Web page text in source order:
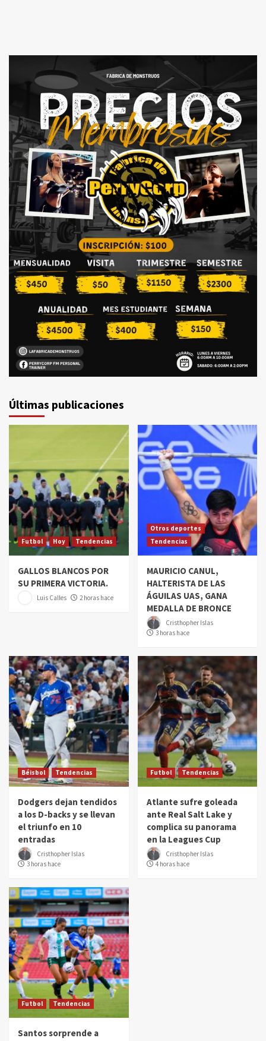
Últimas publicaciones
Futbol Hoy Tendencias
GALLOS BLANCOS POR
SU PRIMERA VICTORIA.
Luis Calles 2 horas hace
Otros deportes
Tendencias
MAURICIO CANUL,
HALTERISTA DE LAS
ÁGUILAS UAS, GANA
MEDALLA DE BRONCE
Cristhopher Islas
3 horas hace
Béisbol Tendencias
Dodgers dejan tendidos
a los D-backs y se llevan
el triunfo en 10
entradas
Cristhopher Islas
3 horas hace
Futbol Tendencias
Atlante sufre goleada
ante Real Salt Lake y
complica su panorama
en la Leagues Cup
Cristhopher Islas
4 horas hace
Futbol Tendencias
Santos sorprende a